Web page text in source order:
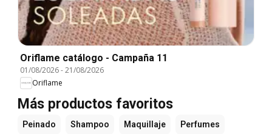
Oriflame catálogo - Campaña 11
01/08/2026-21/08/2026
Oriflame
Más productos favoritos
Peinado Shampoo Maquillaje Perfumes